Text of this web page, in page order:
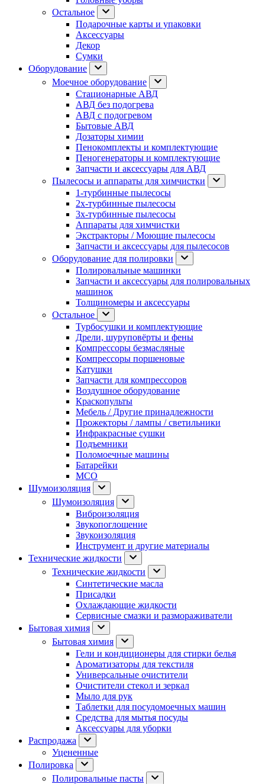
Остальное
Подарочные карты и упаковки
Аксессуары
Декор
Сумки
Оборудование
Моечное оборудование
Стационарные АВД
АВД без подогрева
АВД с подогревом
Бытовые АВД
Дозаторы химии
Пенокомплекты и комплектующие
Пеногенераторы и комплектующие
Запчасти и аксессуары для АВД
Пылесосы и аппараты для химчистки
1-турбинные пылесосы
2х-турбинные пылесосы
3х-турбинные пылесосы
Аппараты для химчистки
Экстракторы / Моющие пылесосы
Запчасти и аксессуары для пылесосов
Оборудование для полировки
Полировальные машинки
Запчасти и аксессуары для полировальных
машинок
Толщиномеры и аксессуары
Остальное
Турбосушки и комплектующие
Дрели, шуруповёрты и фены
Компрессоры безмасляные
Компрессоры поршеновые
Катушки
Запчасти для компрессоров
Воздушное оборудование
Краскопульты
Мебель / Другие принадлежности
Прожекторы / лампы / светильники
Инфракрасные сушки
Подъемники
Поломоечные машины
Батарейки
МСО
Шумоизоляция
Шумоизоляция
Виброизоляция
Звукопоглощение
Звукоизоляция
Инструмент и другие материалы
Технические жидкости
Технические жидкости
Синтетические масла
Присадки
Охлаждающие жидкости
Сервисные смазки и размораживатели
Бытовая химия
Бытовая химия
Гели и кондиционеры для стирки белья
Ароматизаторы для текстиля
Универсальные очистители
Очистители стекол и зеркал
Мыло для рук
Таблетки для посудомоечных машин
Средства для мытья посуды
Аксессуары для уборки
Распродажа
Уцененные
Полировка
Полировальные пасты